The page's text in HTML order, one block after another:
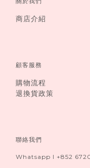
商店介紹
顧客服務
購物流程
退換貨政策
聯絡我們
Whatsapp I +852